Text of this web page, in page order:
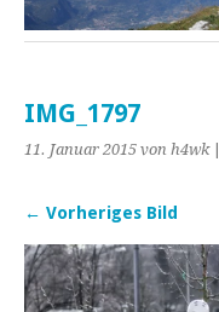
IMG_1797
11. Januar 2015 von h4wk|
← Vorheriges Bild